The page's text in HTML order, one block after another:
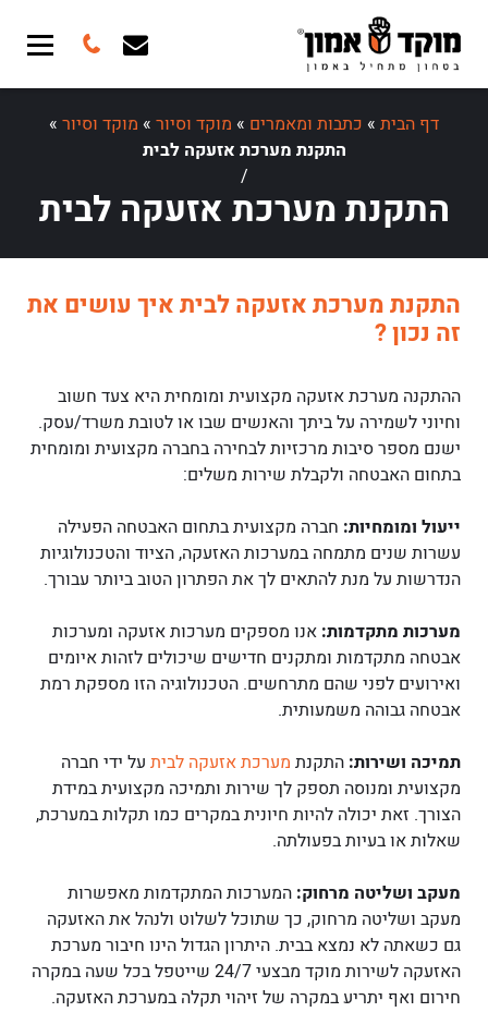
דף הבית » כתבות ומאמרים » מוקד וסיור » מוקד וסיור »
התקנת מערכת אזעקה לבית
/
התקנת מערכת אזעקה לבית
התקנת מערכת אזעקה לבית איך עושים את
זה נכון ?
ההתקנה מערכת אזעקה מקצועית ומומחית היא צעד חשוב
וחיוני לשמירה על ביתך והאנשים שבו או לטובת משרד/עסק.
ישנם מספר סיבות מרכזיות לבחירה בחברה מקצועית ומומחית
בתחום האבטחה ולקבלת שירות משלים:
ייעול ומומחיות: חברה מקצועית בתחום האבטחה הפעילה
עשרות שנים מתמחה במערכות האזעקה, הציוד והטכנולוגיות
הנדרשות על מנת להתאים לך את הפתרון הטוב ביותר עבורך.
מערכות מתקדמות: אנו מספקים מערכות אזעקה ומערכות
אבטחה מתקדמות ומתקנים חדישים שיכולים לזהות איומים
ואירועים לפני שהם מתרחשים. הטכנולוגיה הזו מספקת רמת
אבטחה גבוהה משמעותית.
תמיכה ושירות: התקנת מערכת אזעקה לבית על ידי חברה
מקצועית ומנוסה תספק לך שירות ותמיכה מקצועית במידת
הצורך. זאת יכולה להיות חיונית במקרים כמו תקלות במערכת,
שאלות או בעיות בפעולתה.
מעקב ושליטה מרחוק: המערכות המתקדמות מאפשרות
מעקב ושליטה מרחוק, כך שתוכל לשלוט ולנהל את האזעקה
גם כשאתה לא נמצא בבית. היתרון הגדול הינו חיבור מערכת
האזעקה לשירות מוקד מבצעי 24/7 שייטפל בכל שעה במקרה
חירום ואף יתריע במקרה של זיהוי תקלה במערכת האזעקה.